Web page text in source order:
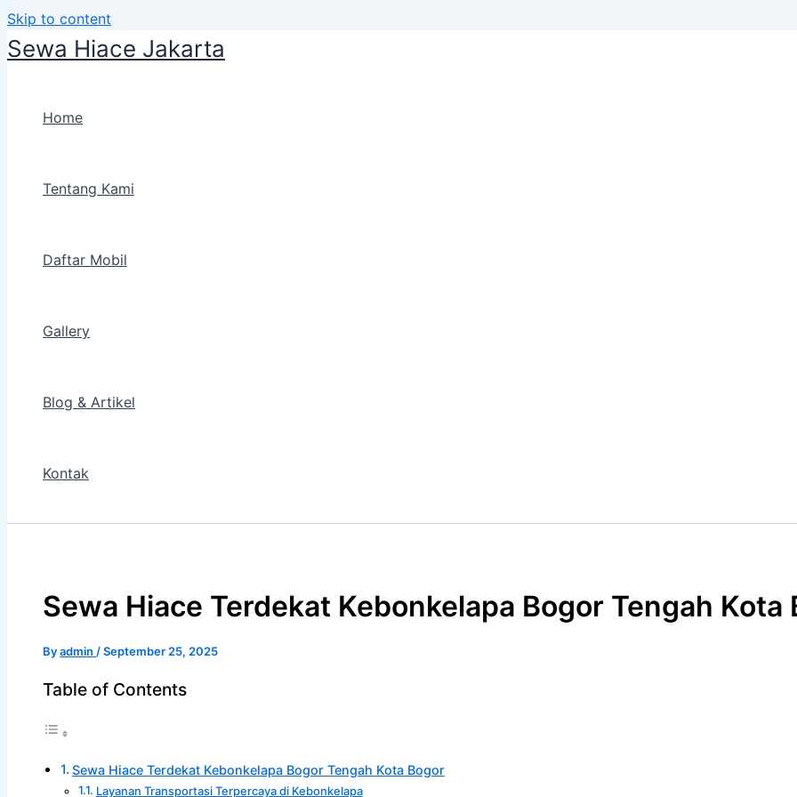
Skip to content
Sewa Hiace Jakarta
Home
Tentang Kami
Daftar Mobil
Gallery
Blog & Artikel
Kontak
Sewa Hiace Terdekat Kebonkelapa Bogor Tengah Kota
Byadmin /September 25, 2025
Table of Contents
Sewa Hiace Terdekat Kebonkelapa Bogor Tengah Kota Bogor
Layanan Transportasi Terpercaya di Kebonkelapa